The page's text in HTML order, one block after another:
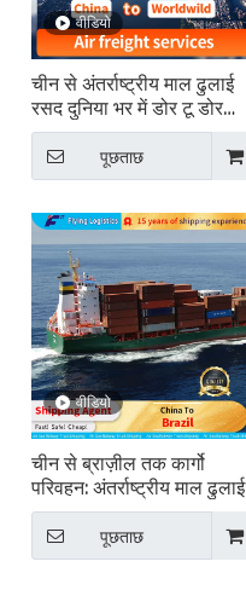
वीडियो
चीन से अंतर्राष्ट्रीय माल ढुलाई
रसद दुनिया भर में डोर टू डोर
रसद
पूछताछ
वीडियो
चीन से ब्राज़ील तक कार्गो
परिवहन: अंतर्राष्ट्रीय माल ढुलाई
सेवाएँ
पूछताछ